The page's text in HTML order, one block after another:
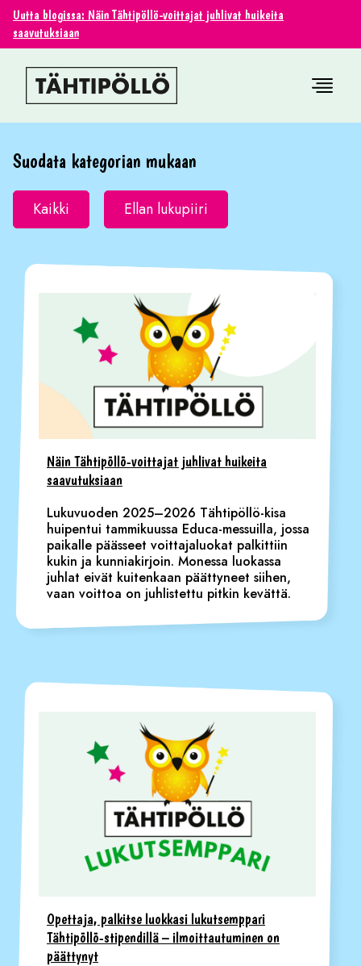
Uutta blogissa: Näin Tähtipöllö-voittajat juhlivat huikeita
saavutuksiaan
Suodata kategorian mukaan
Kaikki Ellan lukupiiri
Näin Tähtipöllö-voittajat juhlivat huikeita
saavutuksiaan
Lukuvuoden 2025–2026 Tähtipöllö-kisa
huipentui tammikuussa Educa-messuilla, jossa
paikalle päässeet voittajaluokat palkittiin
kukin ja kunniakirjoin. Monessa luokassa
juhlat eivät kuitenkaan päättyneet siihen,
vaan voittoa on juhlistettu pitkin kevättä.
Opettaja, palkitse luokkasi lukutsemppari
Tähtipöllö-stipendillä – ilmoittautuminen on
päättynyt